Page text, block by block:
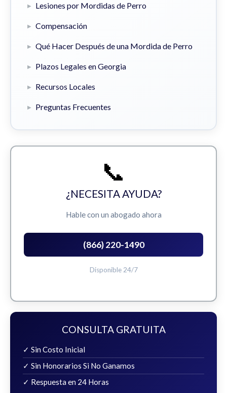
Lesiones por Mordidas de Perro
Compensación
Qué Hacer Después de una Mordida de Perro
Plazos Legales en Georgia
Recursos Locales
Preguntas Frecuentes
📞
¿NECESITA AYUDA?
Hable con un abogado ahora
(866) 220-1490
Disponible 24/7
CONSULTA GRATUITA
✓ Sin Costo Inicial
✓ Sin Honorarios Si No Ganamos
✓ Respuesta en 24 Horas